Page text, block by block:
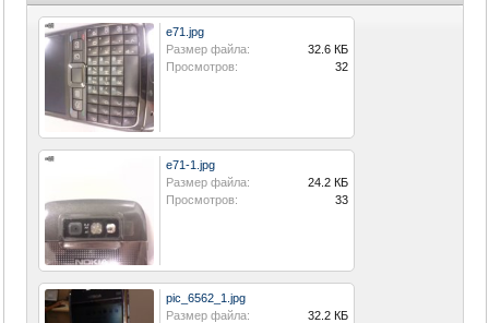
e71.jpg
Размер файла:
32.6 КБ
Просмотров:
32
e71-1.jpg
Размер файла:
24.2 КБ
Просмотров:
33
pic_6562_1.jpg
Размер файла:
32.2 КБ